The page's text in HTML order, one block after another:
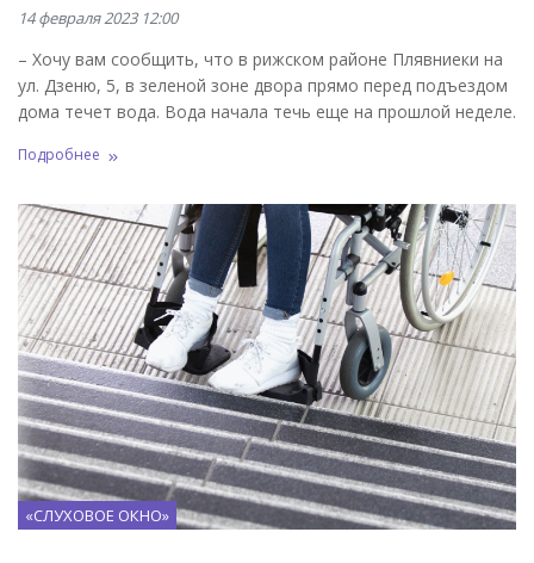
14 февраля 2023 12:00
– Хочу вам сообщить, что в рижском районе Плявниеки на
ул. Дзеню, 5, в зеленой зоне двора прямо перед подъездом
дома течет вода. Вода начала течь еще на прошлой неделе.
Подробнее
«СЛУХОВОЕ ОКНО»